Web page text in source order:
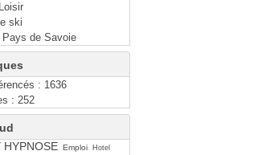
ski
Pays de Savoie
: 1636
: 252
HYPNOSE Emploi
Hotel